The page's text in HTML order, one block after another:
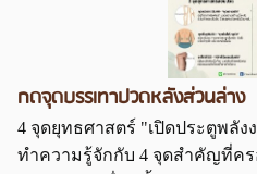
กดจุดบรรเทาปวดหลังส่วนล่าง
4 จุดยุทธศาสตร์ "เปิดประตูพลัง
ทำความรู้จักกับ 4 จุดสำคัญที่ค